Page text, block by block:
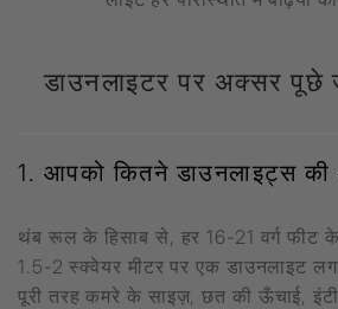
डाउनलाइटर पर अक्सर पूछे
1. आपको कितने डाउनलाइट्स
थंब रूल के हिसाब से, हर 16-21 वर्ग फीट
1.5-2 स्क्वेयर मीटर पर एक डाउनलाइट
पूरी तरह कमरे के साइज़, छत की ऊँचाई,